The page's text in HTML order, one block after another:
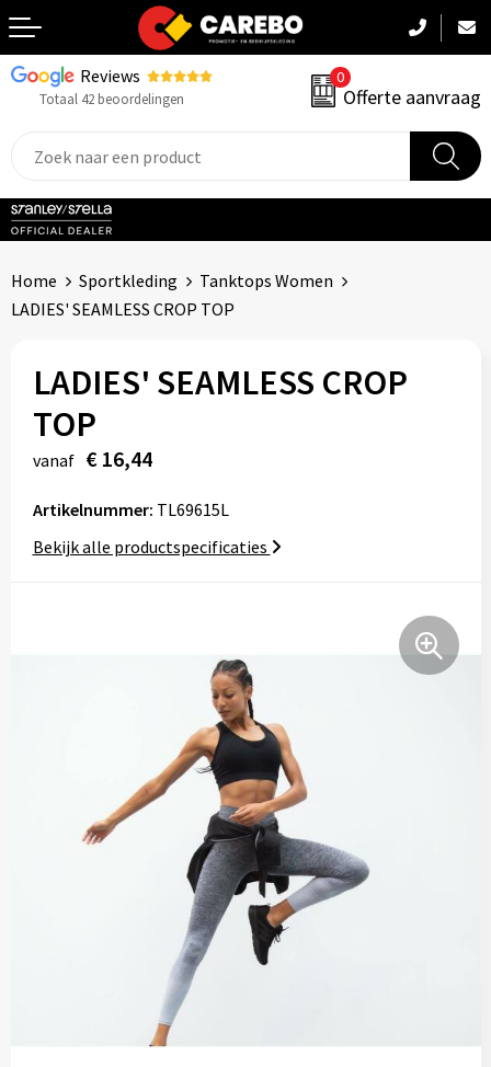
Reviews
Totaal 42 beoordelingen
0
Offerte aanvraag
Terug
Sportkleding
PBM
Kinderkleding
Tassen
Home Sportkleding
Tanktops Women
LADIES' SEAMLESS CROP TOP
LADIES' SEAMLESS CROP
TOP
vanaf € 16,44
Artikelnummer: TL69615L
Bekijk alle productspecificaties